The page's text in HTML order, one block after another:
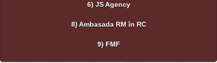
6) JS Agency
8) Ambasada RM în RC
9) FMF